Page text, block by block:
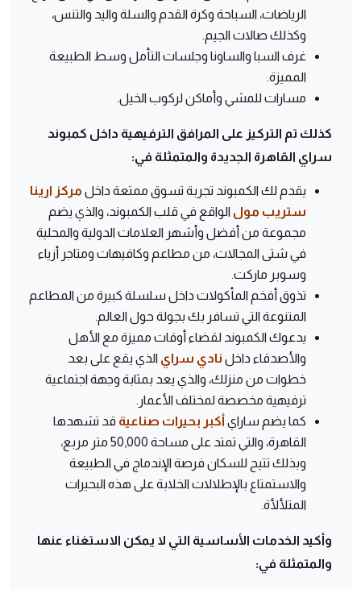
الرياضات، السباحة وكرة القدم والسلة واليد والتنس،
وكذلك صالات الجيم.
غرف السبا والساونا وجلسات التأمل وسط الطبيعة
المميزة.
مسارات للمشي وأماكن لركوب الخيل.
كذلك تم التركيز على المرافق الترفيهية داخل كمبوند
سراي القاهرة الجديدة والمتمثلة في:
يقدم لك الكمبوند تجربة تسوق ممتعة داخل مركز ارينا
ستريب مول الواقع في قلب الكمبوند، والذي يضم
مجموعة من أفضل وأشهر العلامات الدولية والمحلية
في شتى المجالات، من مطاعم وكافيهات ومتاجر أزياء
وسوبر ماركت.
تذوق أفخم المأكولات داخل سلسلة كبيرة من المطاعم
المتنوعة التي تسافر بك بجولة حول العالم.
يدعوك الكمبوند لقضاء أوقات مميزة مع الأهل
والأصدقاء داخل نادي سراي الذي يقع على بعد
خطوات من منزلك، والذي يعد بمثابة وجهة اجتماعية
ترفيهية مخصصة لمختلف الأعمار.
كما يضم ساراي أكبر بحيرات صناعية قد تشهدها
القاهرة، والتي تمتد على مساحة 50,000 متر مربع،
وبذلك تتيح للسكان فرصة الإندماج في الطبيعة
والاستمتاع بالإطلالات الخلابة على هذه البحيرات
المتلألأة.
وأكيد الخدمات الأساسية التي لا يمكن الاستغناء عنها
والمتمثلة في: